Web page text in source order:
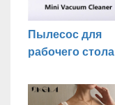
Пылесос для
рабочего стола